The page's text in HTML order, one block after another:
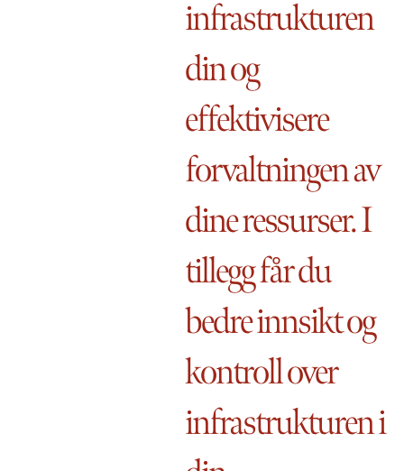
infrastrukturen
din og
effektivisere
forvaltningen av
dine ressurser. I
tillegg får du
bedre innsikt og
kontroll over
infrastrukturen i